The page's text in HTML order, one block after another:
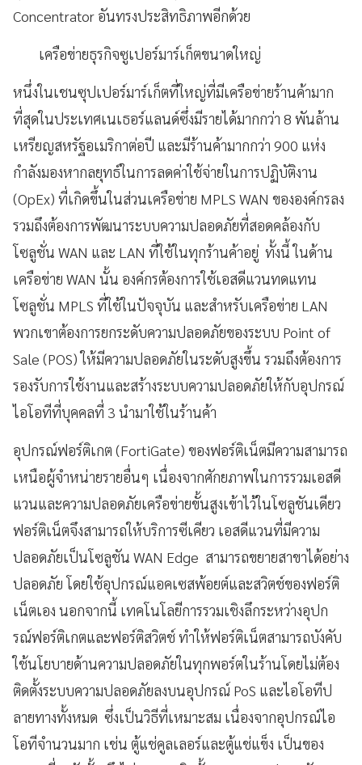
Concentrator อันทรงประสิทธิภาพอีกด้วย
เครือข่ายธุรกิจซูเปอร์มาร์เก็ตขนาดใหญ่
หนึ่งในเชนซุปเปอร์มาร์เก็ตที่ใหญ่ที่มีเครือข่ายร้านค้ามาก
ที่สุดในประเทศเนเธอร์แลนด์ซึ่งมีรายได้มากกว่า 8 พันล้าน
เหรียญสหรัฐอเมริกาต่อปี และมีร้านค้ามากกว่า 900 แห่ง
กำลังมองหากลยุทธ์ในการลดค่าใช้จ่ายในการปฏิบัติงาน
(OpEx) ที่เกิดขึ้นในส่วนเครือข่าย MPLS WAN ขององค์กรลง
รวมถึงต้องการพัฒนาระบบความปลอดภัยที่สอดคล้องกับ
โซลูชั่น WAN และ LAN ที่ใช้ในทุกร้านค้าอยู่ ทั้งนี้ ในด้าน
เครือข่าย WAN นั้น องค์กรต้องการใช้เอสดีแวนทดแทน
โซลูชั่น MPLS ที่ใช้ในปัจจุบัน และสำหรับเครือข่าย LAN
พวกเขาต้องการยกระดับความปลอดภัยของระบบ Point of
Sale (POS) ให้มีความปลอดภัยในระดับสูงขึ้น รวมถึงต้องการ
รองรับการใช้งานและสร้างระบบความปลอดภัยให้กับอุปกรณ์
ไอโอทีที่บุคคลที่ 3 นำมาใช้ในร้านค้า
อุปกรณ์ฟอร์ติเกต (FortiGate) ของฟอร์ติเน็ตมีความสามารถ
เหนือผู้จำหน่ายรายอื่นๆ เนื่องจากศักยภาพในการรวมเอสดี
แวนและความปลอดภัยเครือข่ายขั้นสูงเข้าไว้ในโซลูชันเดียว
ฟอร์ติเน็ตจึงสามารถให้บริการซีเคียว เอสดีแวนที่มีความ
ปลอดภัยเป็นโซลูชัน WAN Edge สามารถขยายสาขาได้อย่าง
ปลอดภัย โดยใช้อุปกรณ์แอคเซสพ้อยต์และสวิตช์ของฟอร์ติ
เน็ตเอง นอกจากนี้ เทคโนโลยีการรวมเชิงลึกระหว่างอุปก
รณ์ฟอร์ติเกตและฟอร์ติสวิตช์ ทำให้ฟอร์ติเน็ตสามารถบังคับ
ใช้นโยบายด้านความปลอดภัยในทุกพอร์ตในร้านโดยไม่ต้อง
ติดตั้งระบบความปลอดภัยลงบนอุปกรณ์ PoS และไอโอทีป
ลายทางทั้งหมด ซึ่งเป็นวิธีที่เหมาะสม เนื่องจากอุปกรณ์ไอ
โอทีจำนวนมาก เช่น ตู้แช่คูลเลอร์และตู้แช่แข็ง เป็นของ